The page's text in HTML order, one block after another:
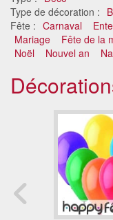
Type de décoration :
Fête : Carnaval
Mariage
Fête de la
Noël
Nouvel an